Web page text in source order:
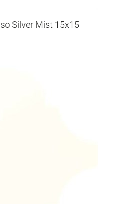
Silver Mist 15x15